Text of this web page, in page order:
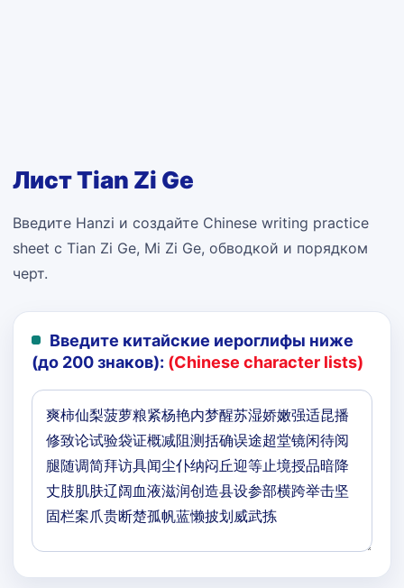
Лист Tian Zi Ge
Введите Hanzi и создайте Chinese writing practice
sheet с Tian Zi Ge, Mi Zi Ge, обводкой и порядком
черт.
Введите китайские иероглифы ниже
(до 200 знаков): (Chinese character lists)